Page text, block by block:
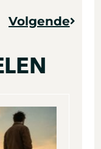
Volgende